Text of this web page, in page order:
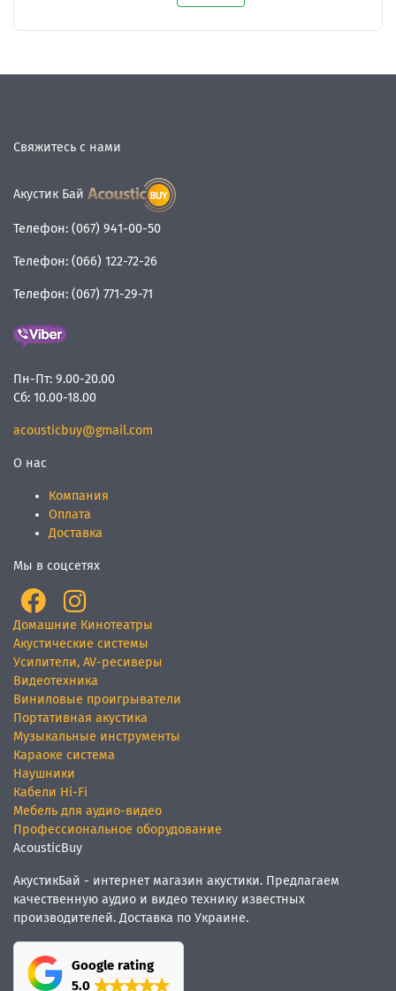
Свяжитесь с нами
Акустик Бай
Телефон: (067) 941-00-50
Телефон: (066) 122-72-26
Телефон: (067) 771-29-71
Пн-Пт: 9.00-20.00
Сб: 10.00-18.00
acousticbuy@gmail.com
О нас
Компания
Оплата
Доставка
Мы в соцсетях
Домашние Кинотеатры
Акустические системы
Усилители, AV-ресиверы
Видеотехника
Виниловые проигрыватели
Портативная акустика
Музыкальные инструменты
Караоке система
Наушники
Кабели Hi-Fi
Мебель для аудио-видео
Профессиональное оборудование
AcousticBuy
АкустикБай - интернет магазин акустики. Предлагаем
качественную аудио и видео технику известных
производителей. Доставка по Украине.
Google rating
5.0